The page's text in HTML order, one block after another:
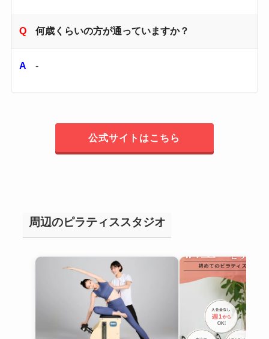
何歳くらいの方が通っていますか？
-
公式サイトはこちら
周辺のピラティススタジオ